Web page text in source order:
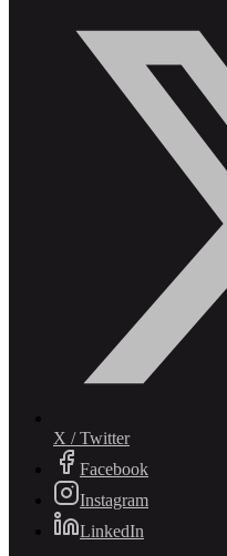
X / Twitter
Facebook
Instagram
LinkedIn